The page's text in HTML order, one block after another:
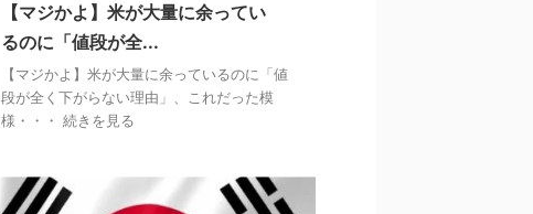
【マジかよ】米が大量に余ってい
るのに「値段が全...
【マジかよ】米が大量に余っているのに「値
段が全く下がらない理由」、これだった模
様・・・ 続きを見る